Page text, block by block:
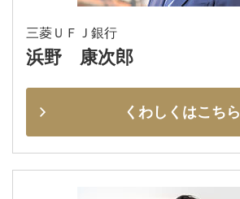
三菱ＵＦＪ銀行
浜野 康次郎
くわしくはこちら